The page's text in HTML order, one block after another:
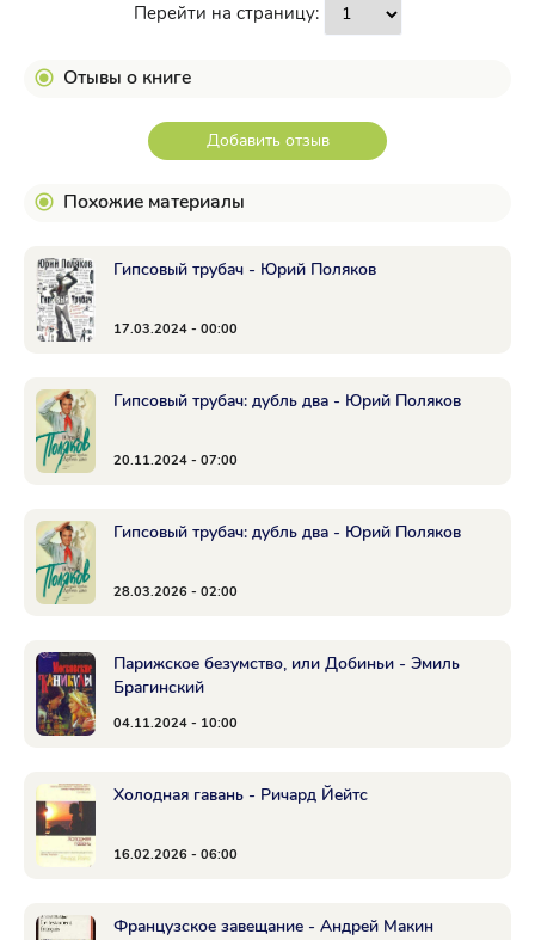
Перейти на страницу:
Отывы о книге
Добавить отзыв
Похожие материалы
Гипсовый трубач - Юрий Поляков
17.03.2024 - 00:00
Гипсовый трубач: дубль два - Юрий Поляков
20.11.2024 - 07:00
Гипсовый трубач: дубль два - Юрий Поляков
28.03.2026 - 02:00
Парижское безумство, или Добиньи - Эмиль
Брагинский
04.11.2024 - 10:00
Холодная гавань - Ричард Йейтс
16.02.2026 - 06:00
Французское завещание - Андрей Макин